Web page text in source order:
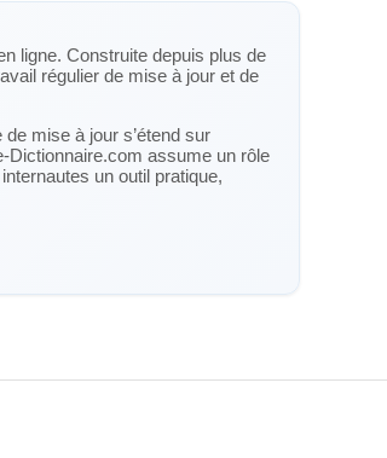
ligne. Construite depuis plus de
régulier de mise à jour et de
mise à jour s’étend sur
Dictionnaire.com assume un rôle
un outil pratique,